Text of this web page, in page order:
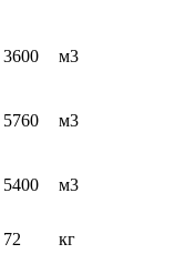
3600 м3
5760 м3
5400 м3
72
кг